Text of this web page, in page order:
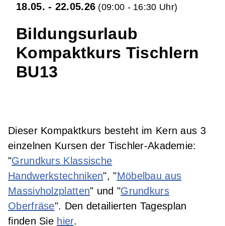
18.05. - 22.05.26 (09:00 - 16:30 Uhr)
Bildungsurlaub
Kompaktkurs Tischlern
BU13
Dieser Kompaktkurs besteht im Kern aus 3
einzelnen Kursen der Tischler-Akademie:
"Grundkurs Klassische
Handwerkstechniken", "Möbelbau aus
Massivholzplatten" und "Grundkurs
Oberfräse". Den detailierten Tagesplan
finden Sie hier.
Oberfräsen - Kurs
Möbel aus Massivholzplatten
Schärfkurs
Grundkurs Japanische Holzverbindungen
Impressum
Datenschutzerklärung
AGB